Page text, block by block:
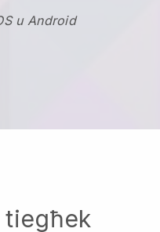
u Android
tiegħek